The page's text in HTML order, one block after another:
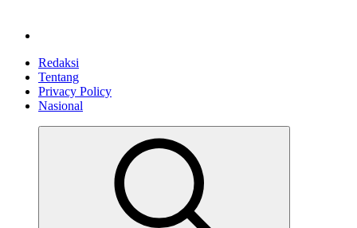
Redaksi
Tentang
Privacy Policy
Nasional